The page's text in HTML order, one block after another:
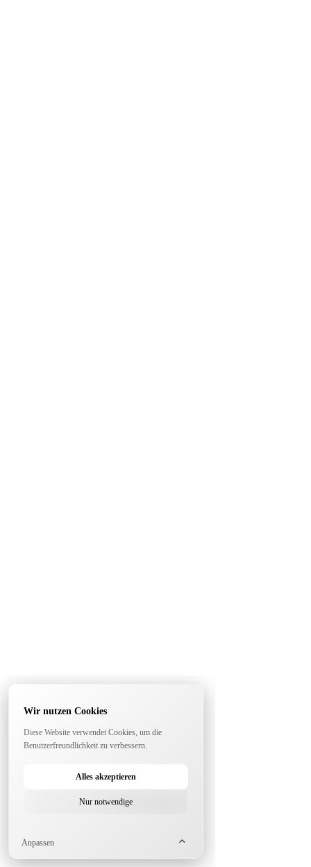
Wir nutzen Cookies
Diese Website verwendet Cookies, um die
Benutzerfreundlichkeit zu verbessern.
Alles akzeptieren
Nur notwendige
Anpassen